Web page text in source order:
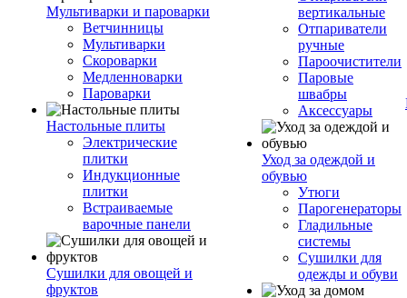
Мультиварки и пароварки
Ветчинницы
Мультиварки
Скороварки
Медленноварки
Пароварки
Настольные плиты
Электрические
плитки
Индукционные
плитки
Встраиваемые
варочные панели
Сушилки для овощей и
фруктов
вертикальные
Отпариватели
ручные
Пароочистители
Паровые
швабры
Аксессуары
Уход за одеждой и
обувью
Утюги
Парогенераторы
Гладильные
системы
Сушилки для
одежды и обуви